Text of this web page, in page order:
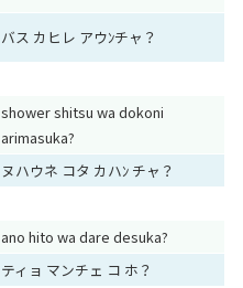
バス カヒレ アウﾝチャ？
shower shitsu wa dokoni
arimasuka?
ヌハウネ コタ カハﾝ チャ？
ano hito wa dare desuka?
ティョ マンチェ コ ホ？